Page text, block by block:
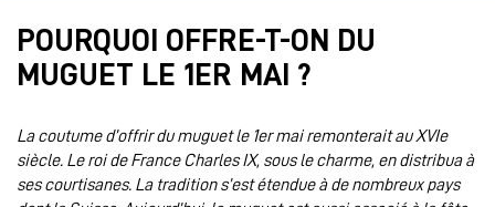
POURQUOI OFFRE-T-ON DU
MUGUET LE 1ER MAI ?
La coutume d’offrir du muguet le 1er mai remonterait au XVIe
siècle. Le roi de France Charles IX, sous le charme, en distribua à
ses courtisanes. La tradition s’est étendue à de nombreux pays